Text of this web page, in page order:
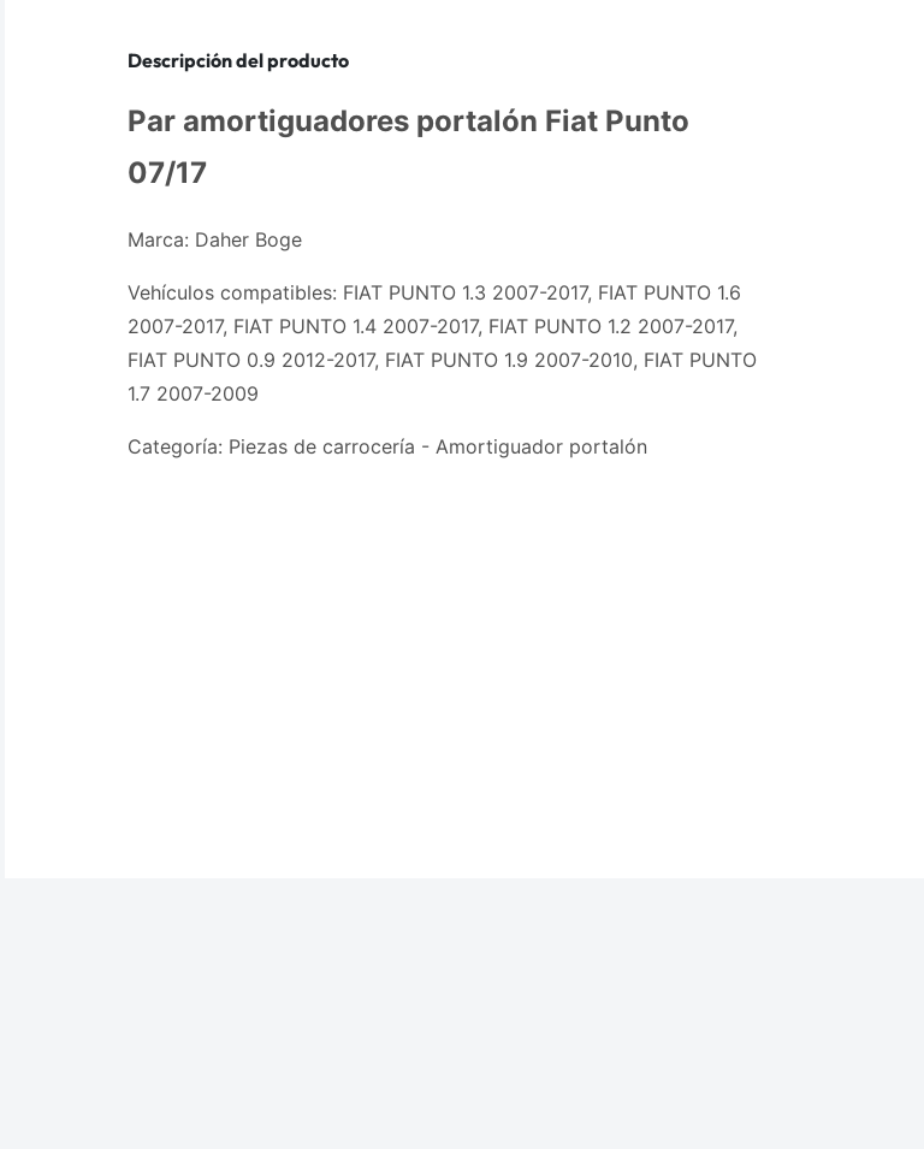
Descripción del producto
Par amortiguadores portalón Fiat Punto
07/17
Marca: Daher Boge
Vehículos compatibles: FIAT PUNTO 1.3 2007-2017, FIAT PUNTO 1.6
2007-2017, FIAT PUNTO 1.4 2007-2017, FIAT PUNTO 1.2 2007-2017,
FIAT PUNTO 0.9 2012-2017, FIAT PUNTO 1.9 2007-2010, FIAT PUNTO
1.7 2007-2009
Categoría: Piezas de carrocería - Amortiguador portalón